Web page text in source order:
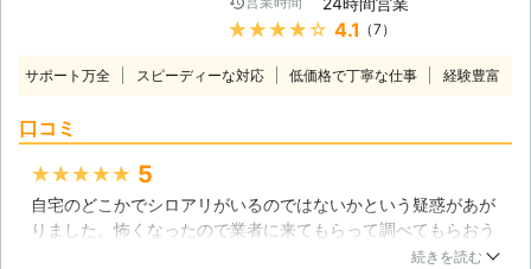
確実に巣ごと全滅させることが出来る
た状況によって工法を使い分けること
提供しております！】 弊社シロアリ
を第一に考えたサービスが大切になる
と考えております。そのため、関東全
域に対応しております。即日対応も可
【シロアリ駆除に迅速対応】 シロア
リ駆除は、少しでも早く対処すること
ロアリは1つの集団で100万匹にのぼ
います。そんなことになってしまう前
に、シロアリを発見したら、すぐにで
も当社までご連絡ください。親身にな
★★★★★ 4.1 （7）
サポート万全 スピーディーな対応 低価格で丁寧な仕事 経験豊富
口コミ
★★★★★ 5
自宅のどこかでシロアリがいるのではないかという疑惑があが
りました。怖くなったので業者に来てもらって調べてもらおう
ということにしました。こちらは資格を持っている人ばかりが
続きを読む